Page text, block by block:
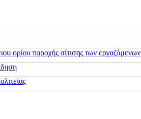
ορίου παροχής σίτισης των εργαζόμενων